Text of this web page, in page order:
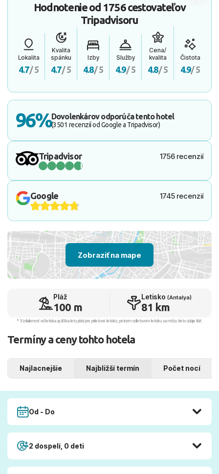
Hodnotenie od 1756 cestovateľov
Tripadvisoru
Lokalita
4.7/ 5
Kvalita
spánku
4.7/ 5
Izby
4.8/ 5
Služby
4.9/ 5
Cena/
kvalita
4.8/ 5
Čistota
4.9/ 5
96%Dovolenkárov odporúča tento hotel
(3501 recenzií od Google a Tripadvisor)
Tripadvisor 1756 recenzií
Google 1745 recenzií
Zobraziť na mape
Pláž
100 m
Letisko (Antalya)
81 km
* Vzdialenosť od letiska aj dľžka letu platí pre príletové letisko, pri inom odletovom letisku sa môžu tieto údaje líšiť.
Termíny a ceny tohto hotela
Najlacnejšie Najbližší termín Počet nocí
Od - Do
2 dospelí, 0 deti